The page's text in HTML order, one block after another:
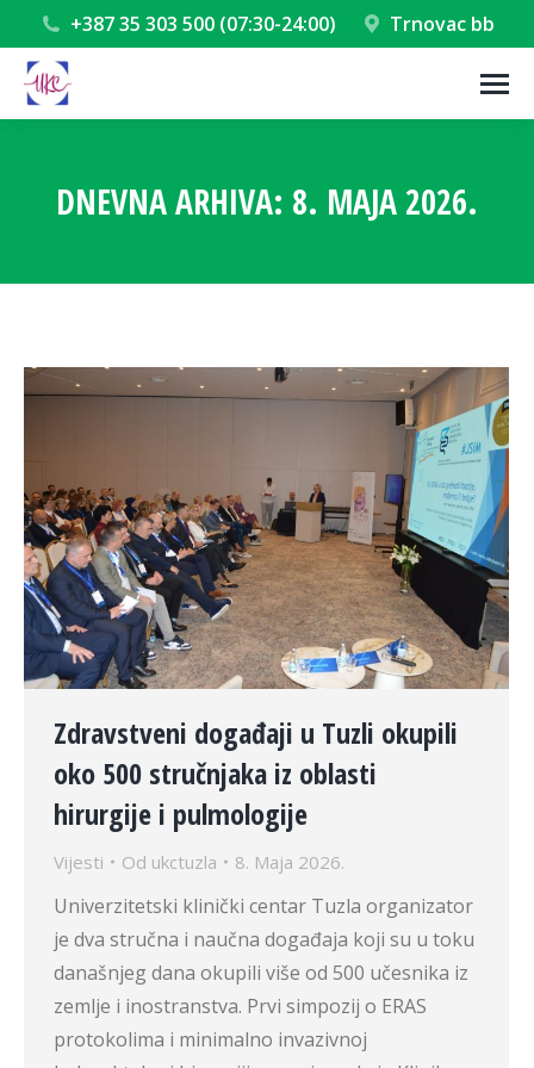
+387 35 303 500 (07:30-24:00) Trnovac bb
DNEVNA ARHIVA: 8. MAJA 2026.
Zdravstveni događaji u Tuzli okupili
oko 500 stručnjaka iz oblasti
hirurgije i pulmologije
Vijesti Od ukctuzla 8. Maja 2026.
Univerzitetski klinički centar Tuzla organizator
je dva stručna i naučna događaja koji su u toku
današnjeg dana okupili više od 500 učesnika iz
zemlje i inostranstva. Prvi simpozij o ERAS
protokolima i minimalno invazivnoj